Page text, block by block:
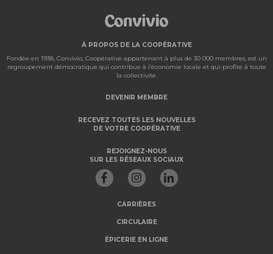
À PROPOS DE LA COOPÉRATIVE
Fondée en 1938, Convivio, Coopérative appartenant à plus de 30 000 membres, est un
regroupement démocratique qui contribue à l’économie locale et qui profite à toute
la collectivité.
DEVENIR MEMBRE
RECEVEZ TOUTES LES NOUVELLES
DE VOTRE COOPÉRATIVE
REJOIGNEZ-NOUS
SUR LES RÉSEAUX SOCIAUX
CARRIÈRES
CIRCULAIRE
ÉPICERIE EN LIGNE